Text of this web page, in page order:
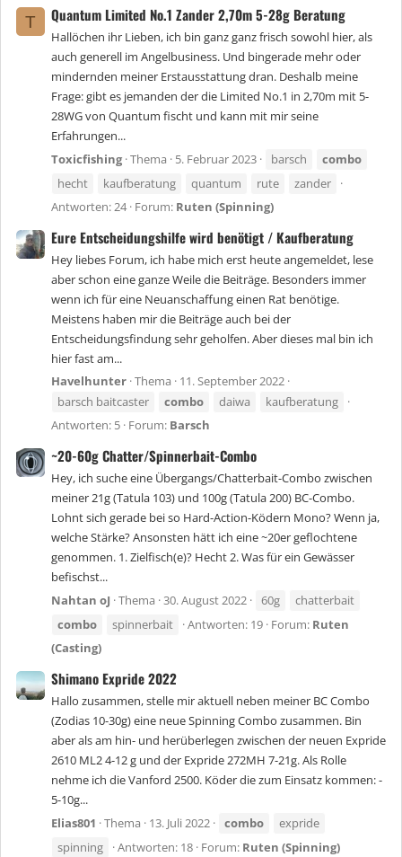
T Quantum Limited No.1 Zander 2,70m 5-28g Beratung
Hallöchen ihr Lieben, ich bin ganz ganz frisch sowohl hier, als
auch generell im Angelbusiness. Und bingerade mehr oder
mindernden meiner Erstausstattung dran. Deshalb meine
Frage: gibt es jemanden der die Limited No.1 in 2,70m mit 5-
28WG von Quantum fischt und kann mit mir seine
Erfahrungen...
Toxicfishing Thema 5. Februar 2023 barsch
combo
hecht
kaufberatung quantum rute
zander
Antworten: 24 Forum: Ruten (Spinning)
Eure Entscheidungshilfe wird benötigt / Kaufberatung
Hey liebes Forum, ich habe mich erst heute angemeldet, lese
aber schon eine ganze Weile die Beiträge. Besonders immer
wenn ich für eine Neuanschaffung einen Rat benötige.
Meistens haben mir die Beiträge auch bei der
Entscheidungsfindung sehr geholfen. Aber dieses mal bin ich
hier fast am...
Havelhunter Thema
11. September 2022
barsch baitcaster
combo daiwa
kaufberatung
Antworten: 5 Forum: Barsch
~20-60g Chatter/Spinnerbait-Combo
Hey, ich suche eine Übergangs/Chatterbait-Combo zwischen
meiner 21g (Tatula 103) und 100g (Tatula 200) BC-Combo.
Lohnt sich gerade bei so Hard-Action-Ködern Mono? Wenn ja,
welche Stärke? Ansonsten hätt ich eine ~20er geflochtene
genommen. 1. Zielfisch(e)? Hecht 2. Was für ein Gewässer
befischst...
Nahtan oJ Thema 30. August 2022 60g
chatterbait
combo
spinnerbait Antworten: 19 Forum: Ruten
(Casting)
Shimano Expride 2022
Hallo zusammen, stelle mir aktuell neben meiner BC Combo
(Zodias 10-30g) eine neue Spinning Combo zusammen. Bin
aber als am hin- und herüberlegen zwischen der neuen Expride
2610 ML2 4-12 g und der Expride 272MH 7-21g. Als Rolle
nehme ich die Vanford 2500. Köder die zum Einsatz kommen: -
5-10g...
Elias801 Thema 13. Juli 2022 combo
expride
spinning
Antworten: 18 Forum: Ruten (Spinning)